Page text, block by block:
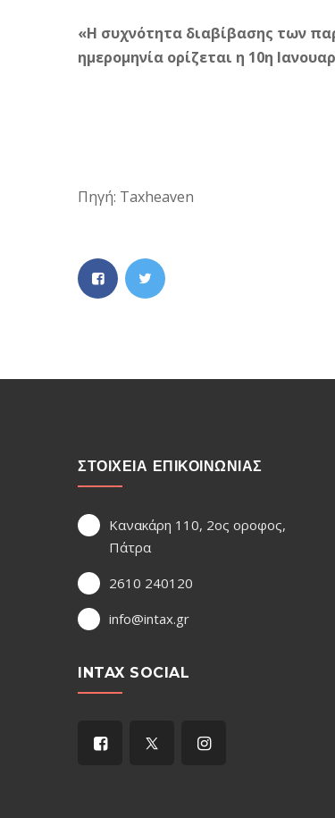
«Η συχνότητα διαβίβασης των
ημερομηνία ορίζεται η 10η
Πηγή: Taxheaven
ΣΤΟΙΧΕΙΑ ΕΠΙΚΟΙΝΩΝΙΑΣ
Κανακάρη 110, 2ος οροφος,
Πάτρα
2610 240120
info@intax.gr
INTAX SOCIAL